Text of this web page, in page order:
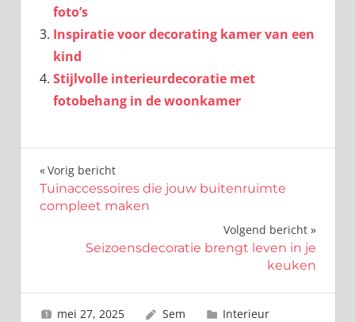
foto’s
Inspiratie voor decorating kamer van een
kind
Stijlvolle interieurdecoratie met
fotobehang in de woonkamer
Bericht
navigatie
Vorig bericht
Tuinaccessoires die jouw buitenruimte
compleet maken
Volgend bericht
Seizoensdecoratie brengt leven in je
keuken
mei 27, 2025 Sem Interieur